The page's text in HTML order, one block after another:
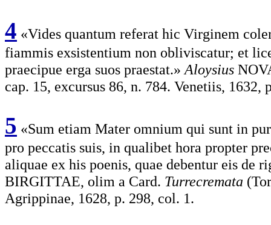
4 «Vides quantum referat hic Virginem
fiammis exsistentium non obliviscatur; et
praecipue erga suos praestat.» Aloysius
cap. 15, excursus 86, n. 784. Venetiis, 1632,
5 «Sum etiam Mater omnium qui sunt in
pro peccatis suis, in qualibet hora propter
aliquae ex his poenis, quae debentur eis de
BIRGITTAE, olim a Card. Turrecremata
Agrippinae, 1628, p. 298, col. 1.